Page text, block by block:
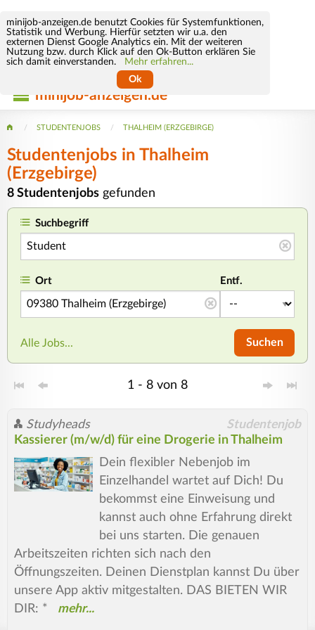
minijob-anzeigen.de benutzt Cookies für Systemfunktionen,
Statistik und Werbung. Hierfür setzten wir u.a. den
externen Dienst Google Analytics ein. Mit der weiteren
Nutzung bzw. durch Klick auf den Ok-Button erklären Sie
sich damit einverstanden.
Mehr erfahren...
Ok
minijob-anzeigen.de
STUDENTENJOBS THALHEIM (ERZGEBIRGE)
Studentenjobs in Thalheim
(Erzgebirge)
8 Studentenjobs gefunden
Suchbegriff
Ort Entf.
Alle Jobs... Suchen
1 - 8 von 8
Studyheads Studentenjob
Kassierer (m/w/d) für eine Drogerie in Thalheim
Dein flexibler Nebenjob im
Einzelhandel wartet auf Dich! Du
bekommst eine Einweisung und
kannst auch ohne Erfahrung direkt
bei uns starten. Die genauen
Arbeitszeiten richten sich nach den
Öffnungszeiten. Deinen Dienstplan kannst Du über
unsere App aktiv mitgestalten. DAS BIETEN WIR
DIR: *